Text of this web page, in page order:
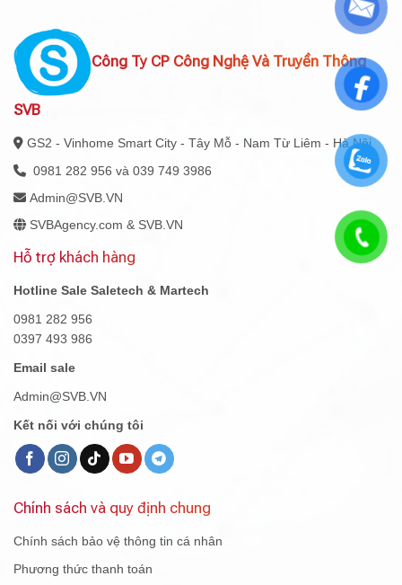
Công Ty CP Công Nghệ Và Truyền Thông
SVB
GS2 - Vinhome Smart City - Tây Mỗ - Nam Từ Liêm - Hà Nội
0981 282 956 và 039 749 3986
Admin@SVB.VN
SVBAgency.com & SVB.VN
Hỗ trợ khách hàng
Hotline Sale Saletech & Martech
0981 282 956
0397 493 986
Email sale
Admin@SVB.VN
Kết nối với chúng tôi
Chính sách và quy định chung
Chính sách bảo vệ thông tin cá nhân
Phương thức thanh toán